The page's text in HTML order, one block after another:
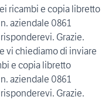
ricambi e copia libretto
aziendale 0861
Grazie.
vi chiediamo di inviare
e copia libretto
aziendale 0861
Grazie.